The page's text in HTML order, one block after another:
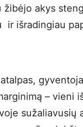
žibėjo akys
ir išradingiau
– vieni
sužaliavusių